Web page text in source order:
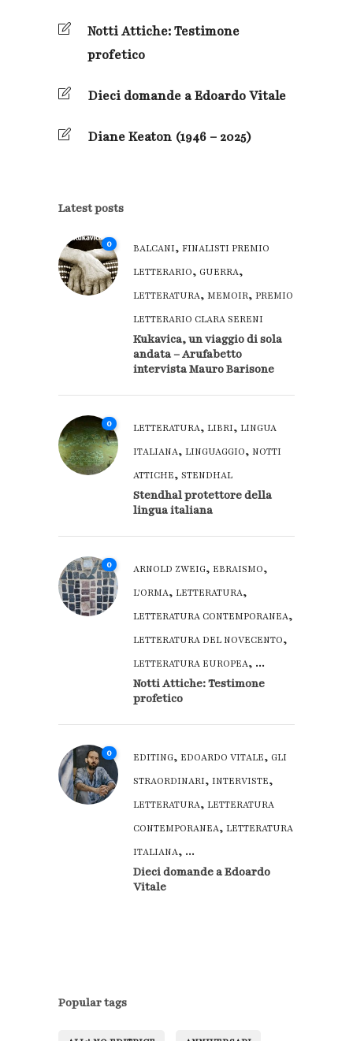
Notti Attiche: Testimone
profetico
Dieci domande a Edoardo Vitale
Diane Keaton (1946 – 2025)
Latest posts
0 BALCANI, FINALISTI PREMIO
LETTERARIO, GUERRA,
LETTERATURA, MEMOIR, PREMIO
LETTERARIO CLARA SERENI
Kukavica, un viaggio di sola
andata – Arufabetto
intervista Mauro Barisone
0 LETTERATURA, LIBRI, LINGUA
ITALIANA, LINGUAGGIO, NOTTI
ATTICHE, STENDHAL
Stendhal protettore della
lingua italiana
0 ARNOLD ZWEIG, EBRAISMO,
L'ORMA, LETTERATURA,
LETTERATURA CONTEMPORANEA,
LETTERATURA DEL NOVECENTO,
LETTERATURA EUROPEA, ...
Notti Attiche: Testimone
profetico
0 EDITING, EDOARDO VITALE, GLI
STRAORDINARI, INTERVISTE,
LETTERATURA, LETTERATURA
CONTEMPORANEA, LETTERATURA
ITALIANA, ...
Dieci domande a Edoardo
Vitale
Popular tags